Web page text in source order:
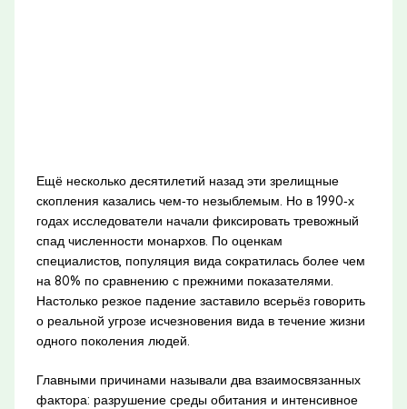
Ещё несколько десятилетий назад эти зрелищные
скопления казались чем‑то незыблемым. Но в 1990‑х
годах исследователи начали фиксировать тревожный
спад численности монархов. По оценкам
специалистов, популяция вида сократилась более чем
на 80% по сравнению с прежними показателями.
Настолько резкое падение заставило всерьёз говорить
о реальной угрозе исчезновения вида в течение жизни
одного поколения людей.
Главными причинами называли два взаимосвязанных
фактора: разрушение среды обитания и интенсивное